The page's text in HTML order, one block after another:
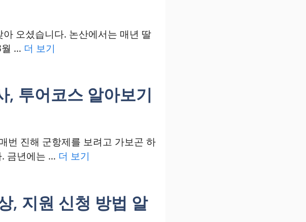
오셨습니다. 논산에서는 매년 딸
월 … 더 보기
, 투어코스 알아보기
번 진해 군항제를 보려고 가보곤 하
금년에는 … 더 보기
, 지원 신청 방법 알